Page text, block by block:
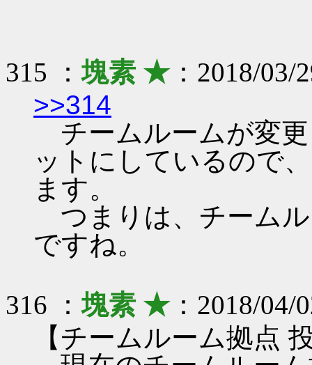
315 ：塊素 ★：2018/03/
>>314
チームルームが変
ットにしているので
ます。
つまりは、チーム
ですね。
316 ：塊素 ★：2018/04/
【チームルーム拠点